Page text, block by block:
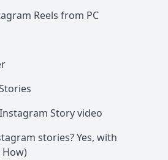
Reels from PC
Story video
stories? Yes, with